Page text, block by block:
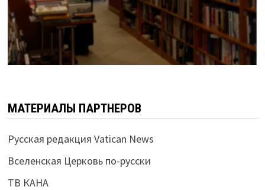
МАТЕРИАЛЫ ПАРТНЕРОВ
Русская редакция Vatican News
Вселенская Церковь по-русски
ТВ КАНА